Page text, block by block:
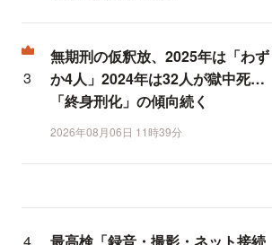
無期刑の仮釈放、2025年は「わず
か4人」2024年は32人が獄中死…
「終身刑化」の傾向続く
2026年08月06日 11時39分